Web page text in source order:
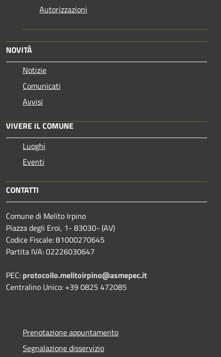
Autorizzazioni
NOVITÀ
Notizie
Comunicati
Avvisi
VIVERE IL COMUNE
Luoghi
Eventi
CONTATTI
Comune di Melito Irpino
Piazza degli Eroi, 1- 83030- (AV)
Codice Fiscale: 81000270645
Partita IVA: 02226030647
PEC: protocollo.melitoirpino@asmepec.it
Centralino Unico: +39 0825 472085
Prenotazione appuntamento
Segnalazione disservizio